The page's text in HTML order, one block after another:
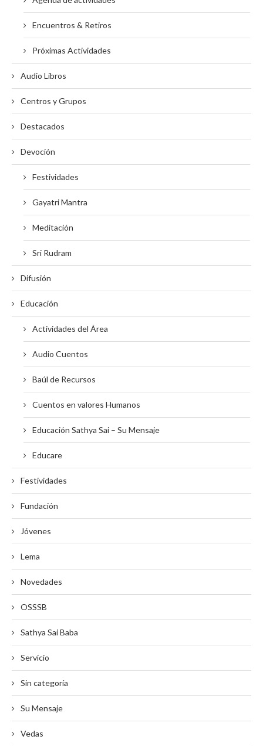
Encuentros & Retiros
Próximas Actividades
Audio Libros
Centros y Grupos
Destacados
Devoción
Festividades
Gayatri Mantra
Meditación
Sri Rudram
Difusión
Educación
Actividades del Área
Audio Cuentos
Baúl de Recursos
Cuentos en valores Humanos
Educación Sathya Sai – Su Mensaje
Educare
Festividades
Fundación
Jóvenes
Lema
Novedades
OSSSB
Sathya Sai Baba
Servicio
Sin categoría
Su Mensaje
Vedas